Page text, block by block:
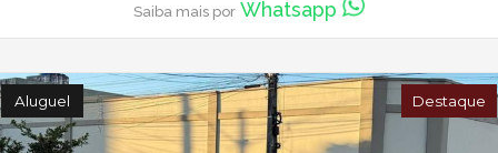
Saiba mais por Whatsapp
Aluguel Destaque